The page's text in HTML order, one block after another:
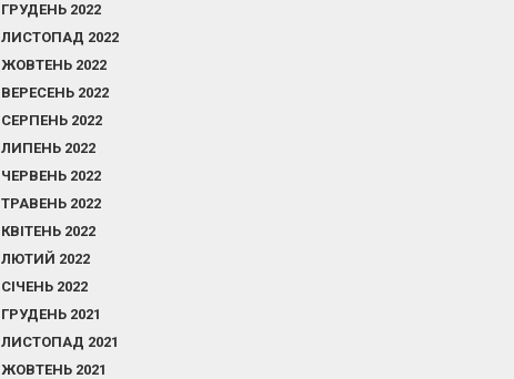
ГРУДЕНЬ 2022
ЛИСТОПАД 2022
ЖОВТЕНЬ 2022
ВЕРЕСЕНЬ 2022
СЕРПЕНЬ 2022
ЛИПЕНЬ 2022
ЧЕРВЕНЬ 2022
ТРАВЕНЬ 2022
КВІТЕНЬ 2022
ЛЮТИЙ 2022
СІЧЕНЬ 2022
ГРУДЕНЬ 2021
ЛИСТОПАД 2021
ЖОВТЕНЬ 2021